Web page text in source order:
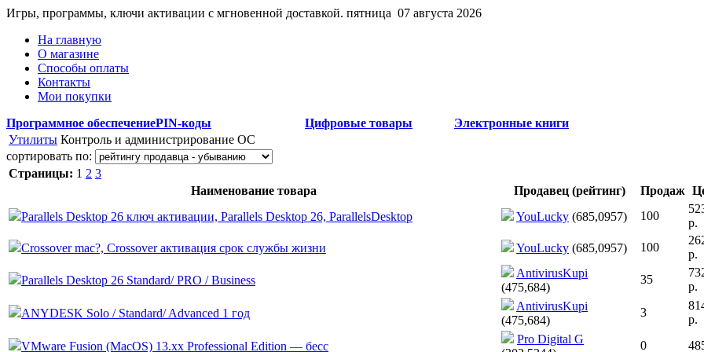
Игры, программы, ключи активации с мгновенной доставкой. пятница 07 августа 2026
На главную
О магазине
Способы оплаты
Контакты
Мои покупки
Программное обеспечениеPIN-коды Цифровые товары
Электронные книги
Утилиты Контроль и администрирование ОС
сортировать по:
Страницы: 1 2 3
Наименование товара
Продавец (рейтинг) Продаж
Parallels Desktop 26 ключ активации, Parallels Desktop 26, ParallelsDesktop
YouLucky (685,0957) 100
р.
Crossover mac?, Crossover активация срок службы жизни
YouLucky (685,0957) 100
р.
Parallels Desktop 26 Standard/ PRO / Business
AntivirusKupi
(475,684)
35
р.
ANYDESK Solo / Standard/ Advanced 1 год
AntivirusKupi
(475,684)
3
р.
VMware Fusion (MacOS) 13.xx Professional Edition — бесс
Pro Digital G
0